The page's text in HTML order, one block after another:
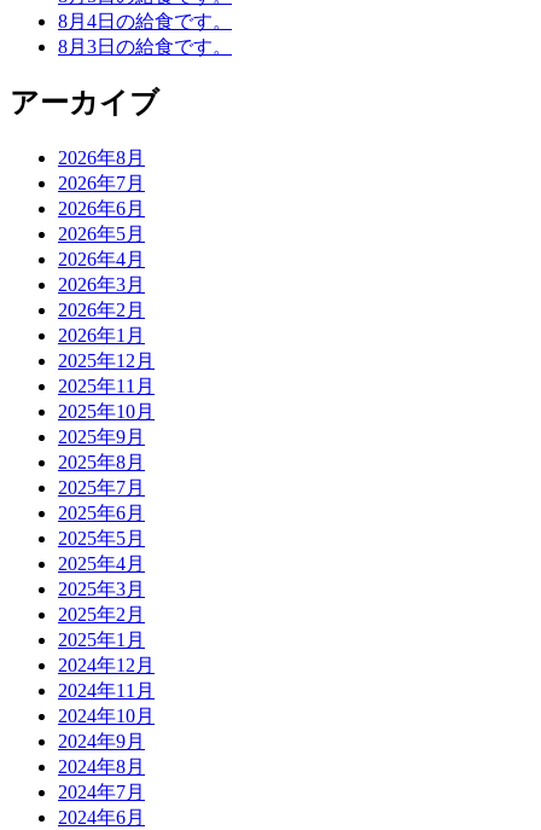
8月4日の給食です。
8月3日の給食です。
アーカイブ
2026年8月
2026年7月
2026年6月
2026年5月
2026年4月
2026年3月
2026年2月
2026年1月
2025年12月
2025年11月
2025年10月
2025年9月
2025年8月
2025年7月
2025年6月
2025年5月
2025年4月
2025年3月
2025年2月
2025年1月
2024年12月
2024年11月
2024年10月
2024年9月
2024年8月
2024年7月
2024年6月